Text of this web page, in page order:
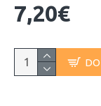
7,20€